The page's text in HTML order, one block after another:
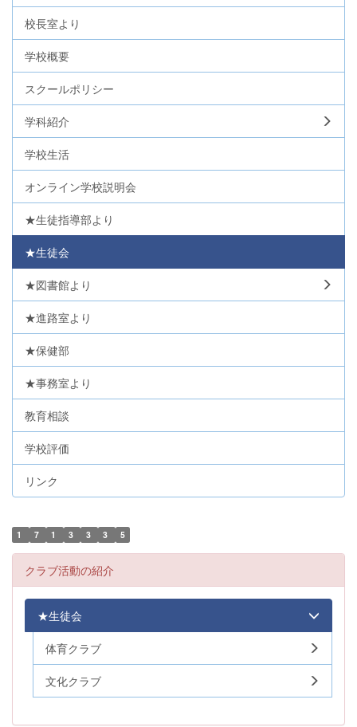
校長室より
学校概要
スクールポリシー
学科紹介
学校生活
オンライン学校説明会
★生徒指導部より
★生徒会
★図書館より
★進路室より
★保健部
★事務室より
教育相談
学校評価
リンク
1 7 1 3 3 3 5
クラブ活動の紹介
★生徒会
体育クラブ
文化クラブ